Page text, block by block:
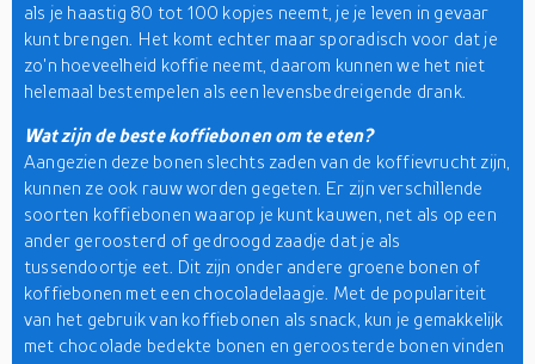
als je haastig 80 tot 100 kopjes neemt, je je leven in gevaar
kunt brengen. Het komt echter maar sporadisch voor dat je
zo'n hoeveelheid koffie neemt, daarom kunnen we het niet
helemaal bestempelen als een levensbedreigende drank.
Wat zijn de beste koffiebonen om te eten?
Aangezien deze bonen slechts zaden van de koffievrucht zijn,
kunnen ze ook rauw worden gegeten. Er zijn verschillende
soorten koffiebonen waarop je kunt kauwen, net als op een
ander geroosterd of gedroogd zaadje dat je als
tussendoortje eet. Dit zijn onder andere groene bonen of
koffiebonen met een chocoladelaagje. Met de populariteit
van het gebruik van koffiebonen als snack, kun je gemakkelijk
met chocolade bedekte bonen en geroosterde bonen vinden